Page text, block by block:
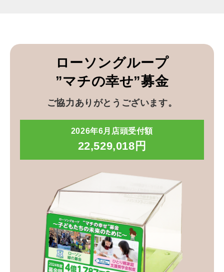
ローソングループ
”マチの幸せ”募金
ご協力ありがとうございます。
2026年6月店頭受付額
22,529,018円